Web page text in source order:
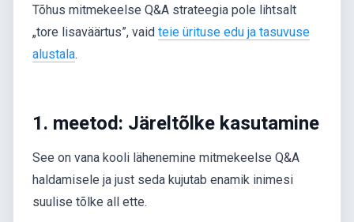
Tõhus mitmekeelse Q&A strateegia pole lihtsalt
„tore lisaväärtus”, vaid teie ürituse edu ja tasuvuse
alustala.
1. meetod: Järeltõlke kasutamine
See on vana kooli lähenemine mitmekeelse Q&A
haldamisele ja just seda kujutab enamik inimesi
suulise tõlke all ette.